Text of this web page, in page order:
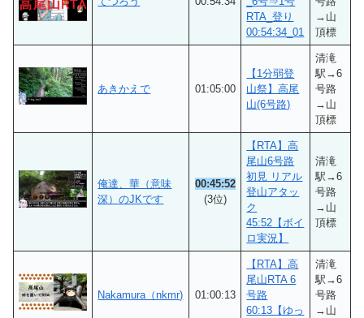
RTA_登り
00:54:34_01
→山
頂標
あきかえで 01:05:00
【1分弱登
山祭】高尾
山(6号路)
清滝
駅→6
号路
→山
頂標
俺達、華（意味
深）のJKです
00:45:52
(3位)
【RTA】高
尾山6号路
初見 リアル
登山アタッ
ク
45:52【ボイ
ロ実況】
清滝
駅→6
号路
→山
頂標
Nakamura（nkmr) 01:00:13
【RTA】高
尾山RTA 6
号路
60:13【ゆっ
清滝
駅→6
号路
→山